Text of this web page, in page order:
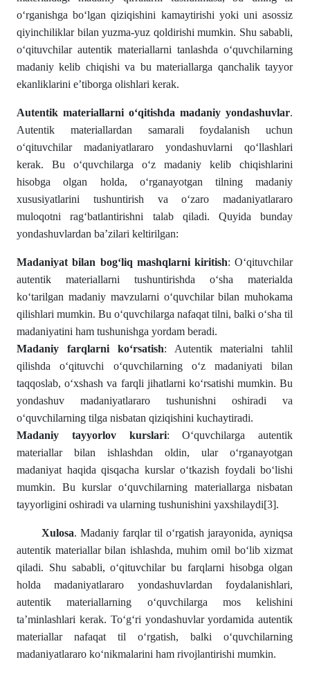
o‘rganishga bo‘lgan qiziqishini kamaytirishi yoki uni asossiz
qiyinchiliklar bilan yuzma-yuz qoldirishi mumkin. Shu sababli,
o‘qituvchilar autentik materiallarni tanlashda o‘quvchilarning
madaniy kelib chiqishi va bu materiallarga qanchalik tayyor
ekanliklarini e’tiborga olishlari kerak.
Autentik materiallarni o‘qitishda madaniy yondashuvlar.
Autentik materiallardan samarali foydalanish uchun
o‘qituvchilar madaniyatlararo yondashuvlarni qo‘llashlari
kerak. Bu o‘quvchilarga o‘z madaniy kelib chiqishlarini
hisobga olgan holda, o‘rganayotgan tilning madaniy
xususiyatlarini tushuntirish va o‘zaro madaniyatlararo
muloqotni rag‘batlantirishni talab qiladi. Quyida bunday
yondashuvlardan ba’zilari keltirilgan:
Madaniyat bilan bog‘liq mashqlarni kiritish: O‘qituvchilar
autentik materiallarni tushuntirishda o‘sha materialda
ko‘tarilgan madaniy mavzularni o‘quvchilar bilan muhokama
qilishlari mumkin. Bu o‘quvchilarga nafaqat tilni, balki o‘sha til
madaniyatini ham tushunishga yordam beradi.
Madaniy farqlarni ko‘rsatish: Autentik materialni tahlil
qilishda o‘qituvchi o‘quvchilarning o‘z madaniyati bilan
taqqoslab, o‘xshash va farqli jihatlarni ko‘rsatishi mumkin. Bu
yondashuv madaniyatlararo tushunishni oshiradi va
o‘quvchilarning tilga nisbatan qiziqishini kuchaytiradi.
Madaniy tayyorlov kurslari: O‘quvchilarga autentik
materiallar bilan ishlashdan oldin, ular o‘rganayotgan
madaniyat haqida qisqacha kurslar o‘tkazish foydali bo‘lishi
mumkin. Bu kurslar o‘quvchilarning materiallarga nisbatan
tayyorligini oshiradi va ularning tushunishini yaxshilaydi[3].
Xulosa. Madaniy farqlar til o‘rgatish jarayonida, ayniqsa
autentik materiallar bilan ishlashda, muhim omil bo‘lib xizmat
qiladi. Shu sababli, o‘qituvchilar bu farqlarni hisobga olgan
holda madaniyatlararo yondashuvlardan foydalanishlari,
autentik materiallarning o‘quvchilarga mos kelishini
ta’minlashlari kerak. To‘g‘ri yondashuvlar yordamida autentik
materiallar nafaqat til o‘rgatish, balki o‘quvchilarning
madaniyatlararo ko‘nikmalarini ham rivojlantirishi mumkin.